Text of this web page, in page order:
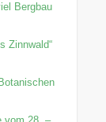
Bergbau
Zinnwald“